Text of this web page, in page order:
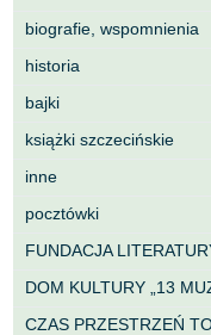
biografie, wspomnienia
historia
bajki
książki szczecińskie
inne
pocztówki
FUNDACJA
DOM KULTURY „13
CZAS PRZESTRZEŃ